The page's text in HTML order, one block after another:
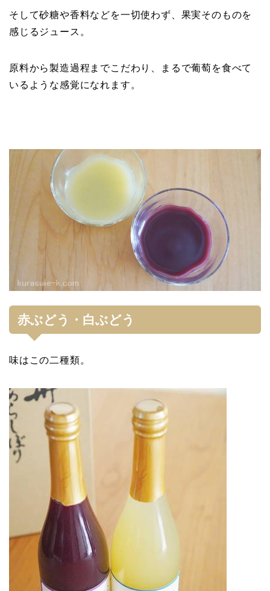
そして砂糖や香料などを一切使わず、果実そのものを
感じるジュース。
原料から製造過程までこだわり、まるで葡萄を食べて
いるような感覚になれます。
赤ぶどう・白ぶどう
味はこの二種類。